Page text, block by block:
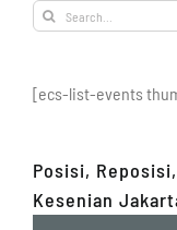
Search
for:
[ecs-list-events
Posisi,
Kesenian